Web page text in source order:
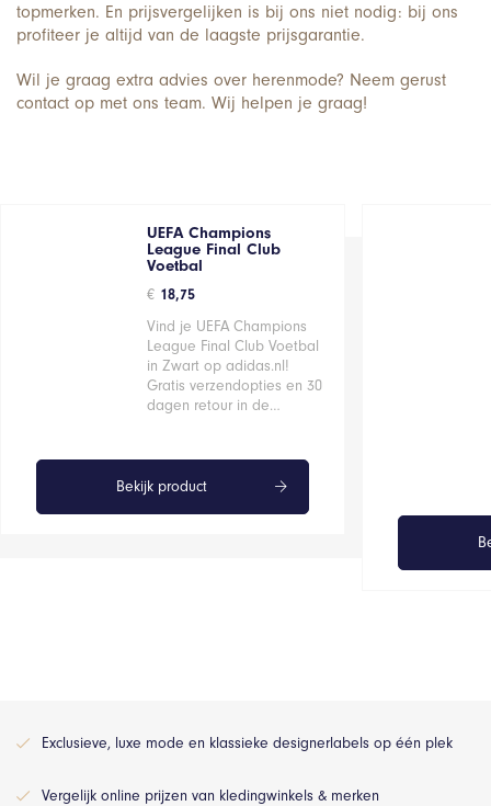
topmerken. En prijsvergelijken is bij ons niet nodig: bij ons
profiteer je altijd van de laagste prijsgarantie.
Wil je graag extra advies over herenmode? Neem gerust
contact op met ons team. Wij helpen je graag!
UEFA Champions
League Final Club
Voetbal
€ 18,75
Vind je UEFA Champions
League Final Club Voetbal
in Zwart op adidas.nl!
Gratis verzendopties en 30
dagen retour in de…
Bekijk product
Exclusieve, luxe mode en klassieke designerlabels op één plek
Vergelijk online prijzen van kledingwinkels & merken